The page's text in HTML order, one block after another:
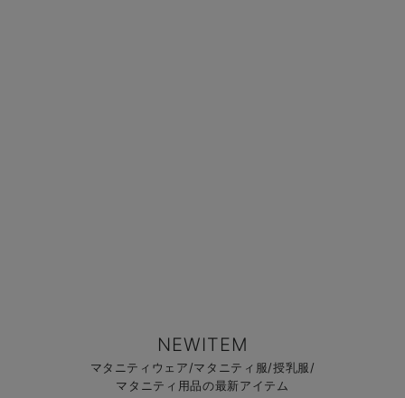
NEWITEM
マタニティウェア/マタニティ服/授乳服/
マタニティ用品の最新アイテム